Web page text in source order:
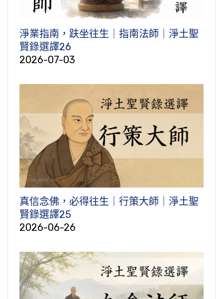
淨業指南，趺坐往生｜指南法師｜淨土聖
賢錄選譯26
2026-07-03
真信念佛，必得往生｜行策大師｜淨土聖
賢錄選譯25
2026-06-26